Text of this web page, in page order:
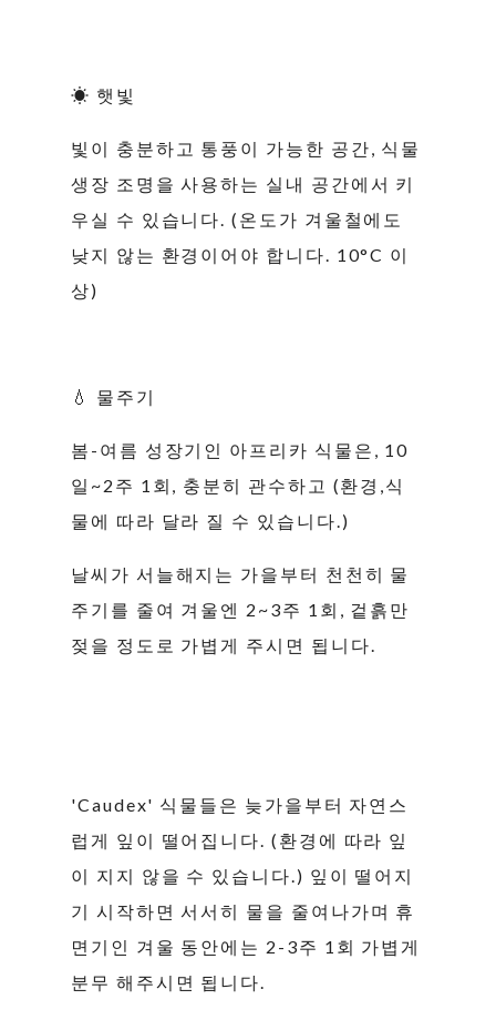
☀ 햇빛
빛이 충분하고 통풍이 가능한 공간, 식물
생장 조명을 사용하는 실내 공간에서 키
우실 수 있습니다. (온도가 겨울철에도
낮지 않는 환경이어야 합니다. 10°C 이
상)
💧 물주기
봄-여름 성장기인 아프리카 식물은, 10
일~2주 1회, 충분히 관수하고 (환경,식
물에 따라 달라 질 수 있습니다.)
날씨가 서늘해지는 가을부터 천천히 물
주기를 줄여 겨울엔 2~3주 1회, 겉흙만
젖을 정도로 가볍게 주시면 됩니다.
'Caudex' 식물들은 늦가을부터 자연스
럽게 잎이 떨어집니다. (환경에 따라 잎
이 지지 않을 수 있습니다.) 잎이 떨어지
기 시작하면 서서히 물을 줄여나가며 휴
면기인 겨울 동안에는 2-3주 1회 가볍게
분무 해주시면 됩니다.